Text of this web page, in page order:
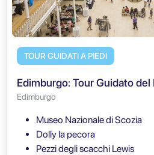
TOUR GUIDATI A PIEDI
Edimburgo
Museo Nazionale di Scozia
Dolly la pecora
Pezzi degli scacchi Lewis